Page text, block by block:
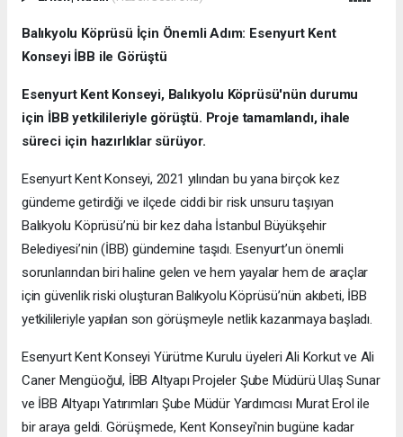
Balıkyolu Köprüsü İçin Önemli Adım: Esenyurt Kent
Konseyi İBB ile Görüştü
Esenyurt Kent Konseyi, Balıkyolu Köprüsü'nün durumu
için İBB yetkilileriyle görüştü. Proje tamamlandı, ihale
süreci için hazırlıklar sürüyor.
Esenyurt Kent Konseyi, 2021 yılından bu yana birçok kez
gündeme getirdiği ve ilçede ciddi bir risk unsuru taşıyan
Balıkyolu Köprüsü’nü bir kez daha İstanbul Büyükşehir
Belediyesi’nin (İBB) gündemine taşıdı. Esenyurt’un önemli
sorunlarından biri haline gelen ve hem yayalar hem de araçlar
için güvenlik riski oluşturan Balıkyolu Köprüsü’nün akıbeti, İBB
yetkilileriyle yapılan son görüşmeyle netlik kazanmaya başladı.
Esenyurt Kent Konseyi Yürütme Kurulu üyeleri Ali Korkut ve Ali
Caner Mengüoğul, İBB Altyapı Projeler Şube Müdürü Ulaş Sunar
ve İBB Altyapı Yatırımları Şube Müdür Yardımcısı Murat Erol ile
bir araya geldi. Görüşmede, Kent Konseyi'nin bugüne kadar